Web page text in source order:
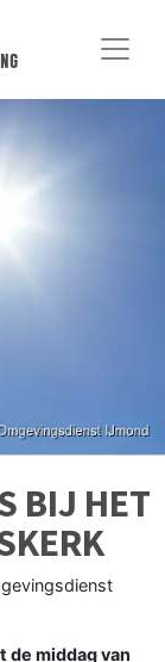
BIJ HET
de middag van